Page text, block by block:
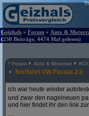
Geizhals » Forum » Auto &
(230 Beiträge, 4474 Mal gelesen)
^ Forum Auto & Motorrad #
Testfahrt VW Passat 2.0
ich war heute wieder
und zwar den nagelneuen
und hier findet ihr den link